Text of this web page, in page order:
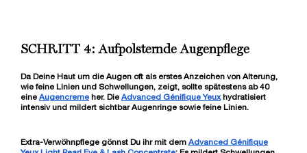
LOADING ...
SCHRITT 4: Aufpolsternde Augenpflege
Da Deine Haut um die Augen oft als erstes Anzeichen von Alterung,
wie feine Linien und Schwellungen, zeigt, sollte spätestens ab 40
eine Augencreme her. Die Advanced Génifique Yeuxhydratisiert
intensiv und mildert sichtbar Augenringe sowie feine Linien.
Extra-Verwöhnpflege gönnst Du ihr mit dem Advanced Génifique